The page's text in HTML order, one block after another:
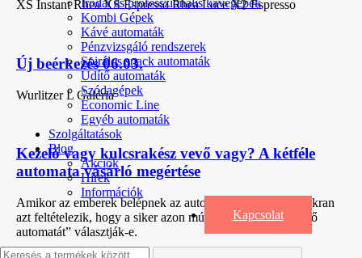
Irodai és professzionális kávégépek
Kombi Gépek
Kávé automaták
Pénzvizsgáló rendszerek
Spirálos snack automaták
Üdítő automaták
Szódagépek
Economic Line
Egyéb automaták
Szolgáltatások
Blog
Akciók
Hírek
Információk
Kapcsolat
XS Instant Rhea XS Espresso Rhea Luce X2 Espresso
Új beérkezés 06.03.
Wurlitzer L Galéria
Kezelő vagy kulcsrakész vevő vagy? A kétféle
automata vásárló megértése
Amikor az emberek belépnek az automatás üzletágba, gyakran
azt feltételezik, hogy a siker azon múlik, hogy a „megfelelő
automatát” választják-e.